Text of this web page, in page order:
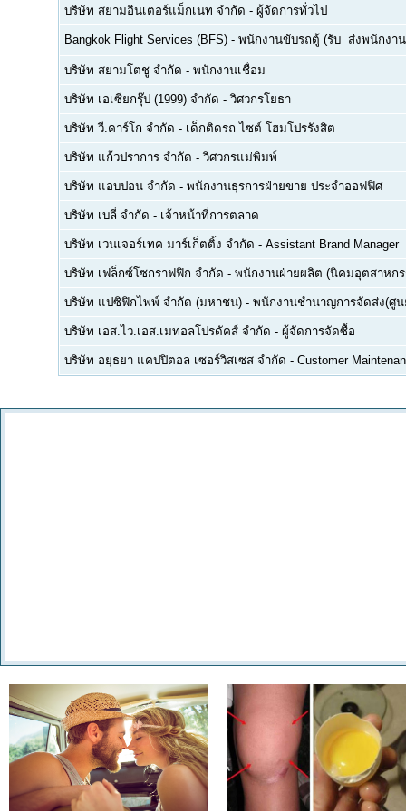
บริษัท สยามอินเตอร์แม็กเนท จำกัด - ผู้จัดการทั่วไป
Bangkok Flight Services (BFS) - พนักงานขับรถตู้ (รับ  ส่งพนักงา
บริษัท สยามโตชู จำกัด - พนักงานเชื่อม
บริษัท เอเซียกรุ๊ป (1999) จำกัด - วิศวกรโยธา
บริษัท วี.คาร์โก จำกัด - เด็กติดรถ ไซต์ โฮมโปรรังสิต
บริษัท แก้วปราการ จำกัด - วิศวกรแม่พิมพ์
บริษัท แอบปอน จำกัด - พนักงานธุรการฝ่ายขาย ประจำออฟฟิศ
บริษัท เบลี่ จำกัด - เจ้าหน้าที่การตลาด
บริษัท เวนเจอร์เทค มาร์เก็ตติ้ง จำกัด - Assistant Brand Manager
บริษัท เฟล็กซ์โซกราฟฟิก จำกัด - พนักงานฝ่ายผลิต (นิคมอุตสาหก
บริษัท แปซิฟิกไพพ์ จำกัด (มหาชน) - พนักงานชำนาญการจัดส่ง(ศู
บริษัท เอส.ไว.เอส.เมทอลโปรดัคส์ จำกัด - ผู้จัดการจัดซื้อ
บริษัท อยุธยา แคปปิตอล เซอร์วิสเซส จำกัด - Customer